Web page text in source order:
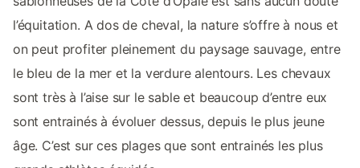
l’équitation. A dos de cheval, la nature s’offre à nous et
on peut profiter pleinement du paysage sauvage, entre
le bleu de la mer et la verdure alentours. Les chevaux
sont très à l’aise sur le sable et beaucoup d’entre eux
sont entrainés à évoluer dessus, depuis le plus jeune
âge. C’est sur ces plages que sont entrainés les plus